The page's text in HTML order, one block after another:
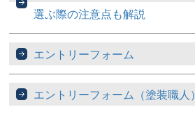
選ぶ際の注意点も解説
エントリーフォーム
エントリーフォーム（塗装職人）